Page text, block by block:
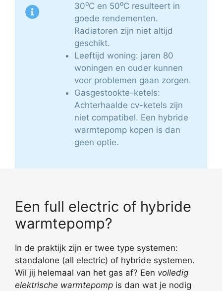
30⁰C en 50⁰C resulteert in
goede rendementen.
Radiatoren zijn niet altijd
geschikt.
Leeftijd woning: jaren 80
woningen en ouder kunnen
voor problemen gaan zorgen.
Gasgestookte-ketels:
Achterhaalde cv-ketels zijn
niet compatibel. Een hybride
warmtepomp kopen is dan
geen optie.
Een full electric of hybride
warmtepomp?
In de praktijk zijn er twee type systemen:
standalone (all electric) of hybride systemen.
Wil jij helemaal van het gas af? Een volledig
elektrische warmtepomp is dan wat je nodig